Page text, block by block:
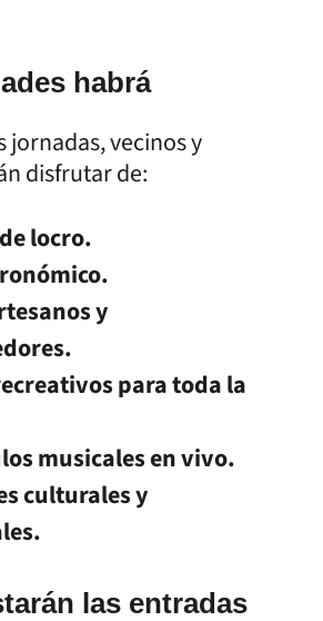
habrá
jornadas, vecinos y
disfrutar de:
locro.
y
para toda la
musicales en vivo.
culturales y
las entradas